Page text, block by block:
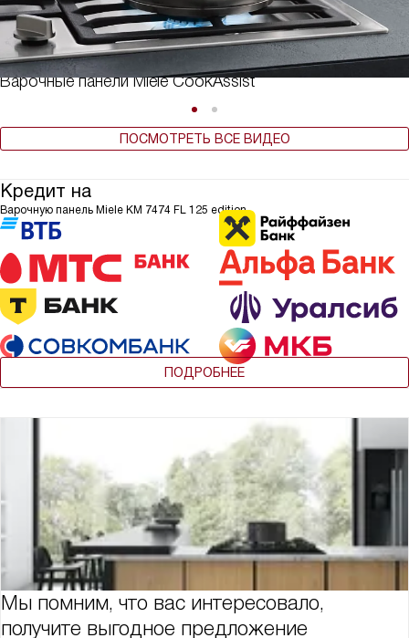
Варочные панели Miele CookAssist
ПОСМОТРЕТЬ ВСЕ ВИДЕО
Кредит на
Варочную панель Miele KM 7474 FL 125 edition
ПОДРОБНЕЕ
Мы помним, что вас интересовало,
получите выгодное предложение